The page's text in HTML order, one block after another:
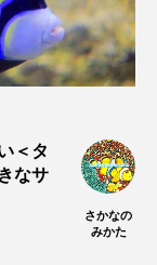
ウ
シウツボ
＜タ
なサ
さかなの
みかた